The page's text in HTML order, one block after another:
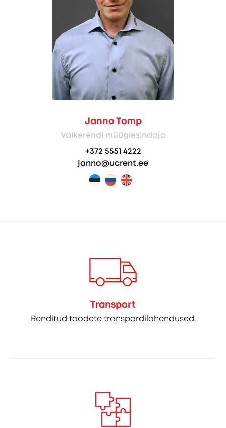
Janno Tomp
Väikerendi müügiesindaja
+372 5551 4222
janno@ucrent.ee
Transport
Renditud toodete transpordilahendused.